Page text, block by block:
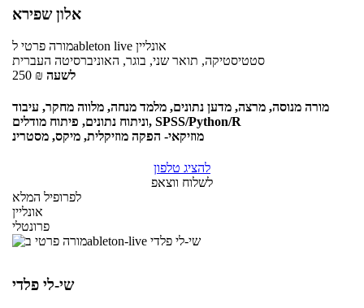
אלון שפירא
מורה פרטילableton live אונליין
סטטיסטיקה, תואר שני, בוגר, האוניברסיטה העברית
250 ₪ לשעה
מורה מנוסה, מרצה, מדען נתונים, מלמד מנחה, מלווה מחקר, עיבוד
וניתוח נתונים, פיתוח מודלים, SPSS/Python/R
מוזיקאי- הפקה מוזיקלית, מיקס, מסטרינ
להציג טלפון
לשלוח ווצאפ
לפרופיל המלא
אונליין
פרונטלי
שי-לי פלדי